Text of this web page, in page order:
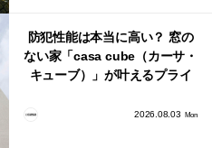
防犯性能は本当に高い？ 窓の
ない家「casa cube（カーサ・
キューブ）」が叶えるプライ
2026.08.03 Mon